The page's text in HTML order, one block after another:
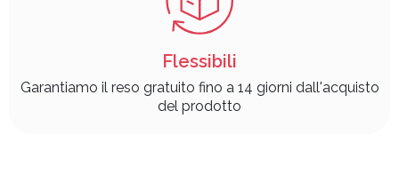
Flessibili
Garantiamo il reso gratuito fino a 14 giorni dall'acquisto
del prodotto